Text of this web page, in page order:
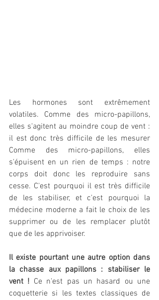
Les hormones sont extrêmement
volatiles. Comme des micro-papillons,
elles s'agitent au moindre coup de vent :
il est donc très difficile de les mesurer
Comme des micro-papillons, elles
s'épuisent en un rien de temps : notre
corps doit donc les reproduire sans
cesse. C'est pourquoi il est très difficile
de les stabiliser, et c'est pourquoi la
médecine moderne a fait le choix de les
supprimer ou de les remplacer plutôt
que de les apprivoiser.
Il existe pourtant une autre option dans
la chasse aux papillons : stabiliser le
vent ! Ce n'est pas un hasard ou une
coquetterie si les textes classiques de